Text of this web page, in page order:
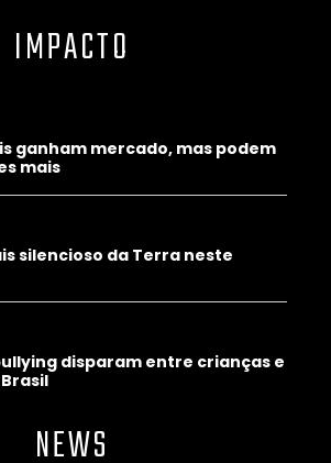
IMPACTO
ganham mercado, mas podem
mais
silencioso da Terra neste
disparam entre crianças e
NEWS